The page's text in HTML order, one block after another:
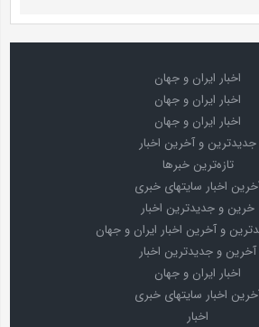
اخبار ایران و جهان
اخبار ایران و جهان
اخبار ایران و جهان
جدیدترین و آخرین اخبار
تازه‌ترین خبرها
اخبار سایتهای خبری
خرین و جدیدترین اخبار
و آخرین اخبار ایران و جهان
آخرین و جدیدترین اخبار
اخبار ایران و جهان
اخبار سایتهای خبری
اخبار